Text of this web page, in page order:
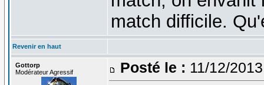
match difficile.
Revenir en haut
Gottorp
Modérateur Agressif
Posté le : 11/12/